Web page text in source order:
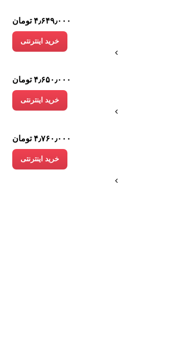
۴٫۶۴۹٫۰۰۰ تومان
خرید اینترنتی
۴٫۶۵۰٫۰۰۰ تومان
خرید اینترنتی
۴٫۷۶۰٫۰۰۰ تومان
خرید اینترنتی